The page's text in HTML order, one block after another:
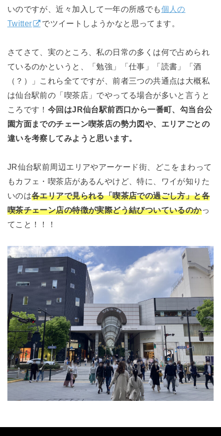
いのですが、近々加入して一年の所感でも個人の
Twitter
でツイートしようかなと思ってます。
さてさて、実のところ、私の日常の多くは何で占められ
ているのかというと、「勉強」「仕事」「読書」「酒
（？）」これら全てですが、前者三つの共通点は大概私
は仙台駅前の「喫茶店」でやってる場合が多いと言うと
ころです！ 今回はJR仙台駅前西口から一番町、勾当台公
園方面までのチェーン喫茶店の勢力図や、エリアごとの
違いを考察してみようと思います。
JR仙台駅前周辺エリアやアーケード街、どこをまわって
もカフェ・喫茶店があるんやけど、特に、ワイが知りた
いのは各エリアで見られる「喫茶店での過ごし方」と各
喫茶チェーン店の特徴が実際どう結びついているのかっ
てこと！！！